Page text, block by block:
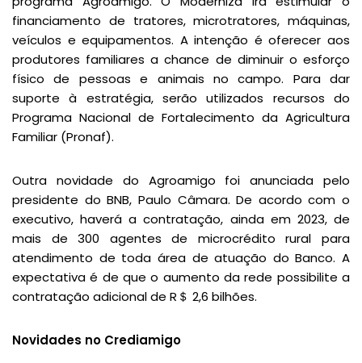
financiamento de tratores, microtratores, máquinas,
veículos e equipamentos. A intenção é oferecer aos
produtores familiares a chance de diminuir o esforço
físico de pessoas e animais no campo. Para dar
suporte à estratégia, serão utilizados recursos do
Programa Nacional de Fortalecimento da Agricultura
Familiar (Pronaf).
Outra novidade do Agroamigo foi anunciada pelo
presidente do BNB, Paulo Câmara. De acordo com o
executivo, haverá a contratação, ainda em 2023, de
mais de 300 agentes de microcrédito rural para
atendimento de toda área de atuação do Banco. A
expectativa é de que o aumento da rede possibilite a
contratação adicional de R＄ 2,6 bilhões.
Novidades no Crediamigo